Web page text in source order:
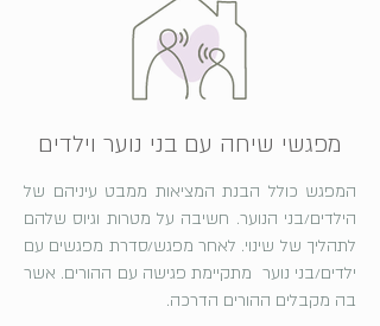
מפגשי שיחה עם בני נוער וילדים
המפגש כולל הבנת המציאות ממבט עיניהם של
הילדים/בני הנוער. חשיבה על מטרות וגיוס שלהם
לתהליך של שינוי. לאחר מפגש/סדרת מפגשים עם
ילדים/בני נוער מתקיימת פגישה עם ההורים. אשר
בה מקבלים ההורים הדרכה.